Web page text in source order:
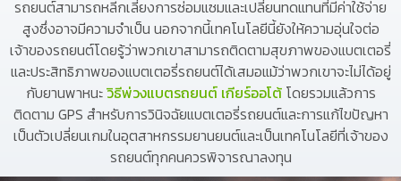
รถยนต์สามารถหลีกเลี่ยงการซ่อมแซมและเปลี่ยนทดแทนที่มีค่าใช้จ่าย
สูงซึ่งอาจมีความจำเป็น นอกจากนี้เทคโนโลยีนี้ยังให้ความอุ่นใจต่อ
เจ้าของรถยนต์โดยรู้ว่าพวกเขาสามารถติดตามสุขภาพของแบตเตอรี่
และประสิทธิภาพของแบตเตอรี่รถยนต์ได้เสมอแม้ว่าพวกเขาจะไม่ได้อยู่
กับยานพาหนะวิธีพ่วงแบตรถยนต์ เกียร์ออโต้โดยรวมแล้วการ
ติดตาม GPS สำหรับการวินิจฉัยแบตเตอรี่รถยนต์และการแก้ไขปัญหา
เป็นตัวเปลี่ยนเกมในอุตสาหกรรมยานยนต์และเป็นเทคโนโลยีที่เจ้าของ
รถยนต์ทุกคนควรพิจารณาลงทุน